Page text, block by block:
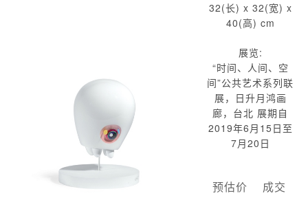
32(长) x 32(宽) x
40(高) cm
展览:
“时间、人间、空
间”公共艺术系列联
展，日升月鸿画
廊，台北 展期自
2019年6月15日至
7月20日
预估价
成交